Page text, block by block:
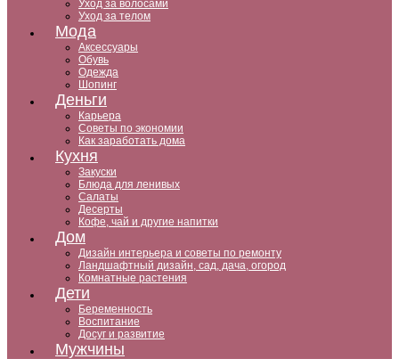
Уход за волосами
Уход за телом
Мода
Аксессуары
Обувь
Одежда
Шопинг
Деньги
Карьера
Советы по экономии
Как заработать дома
Кухня
Закуски
Блюда для ленивых
Салаты
Десерты
Кофе, чай и другие напитки
Дом
Дизайн интерьера и советы по ремонту
Ландшафтный дизайн, сад, дача, огород
Комнатные растения
Дети
Беременность
Воспитание
Досуг и развитие
Мужчины